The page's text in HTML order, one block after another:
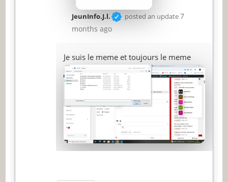
JeunInfo.J.l. posted an update7
months ago
Je suis le meme et toujours le meme